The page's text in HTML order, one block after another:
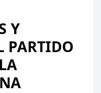
Y
PARTIDO